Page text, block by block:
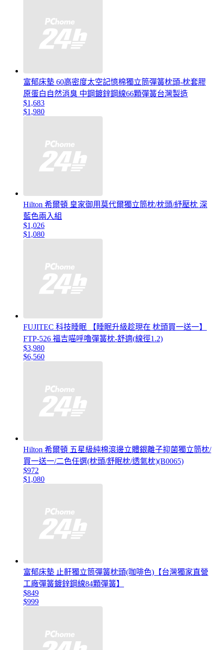
富郁床墊 60高密度太空記憶棉獨立筒彈簧枕頭-枕套膠
原蛋白自然消臭 中鋼鍍鋅鋼線66顆彈簧台灣製造
$1,683
$1,980
Hilton 希爾頓 皇家御用莫代爾獨立筒枕/枕頭/紓壓枕 深
藍色兩入組
$1,026
$1,080
FUJITEC 科技睡眠 【睡眠升級趁現在 枕頭買一送一】
FTP-526 福吉喵呼嚕彈簧枕-舒適(線徑1.2)
$3,980
$6,560
Hilton 希爾頓 五星級純棉滾邊立體銀離子抑菌獨立筒枕/
買一送一/二色任選(枕頭/舒眠枕/透氣枕)(B0065)
$972
$1,080
富郁床墊 止鼾獨立筒彈簧枕頭(咖啡色)【台灣獨家直營
工廠彈簧鍍鋅鋼線84顆彈簧】
$849
$999